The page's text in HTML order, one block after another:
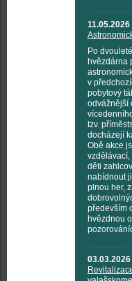
11.05.2026
Po
hvězdárna
v
pobytový
odvážnější
tzv.
docházejí
Obě akce
vzdělávací,
děti
nabídnout
plnou her,
především
hvězdnou
03.03.2026